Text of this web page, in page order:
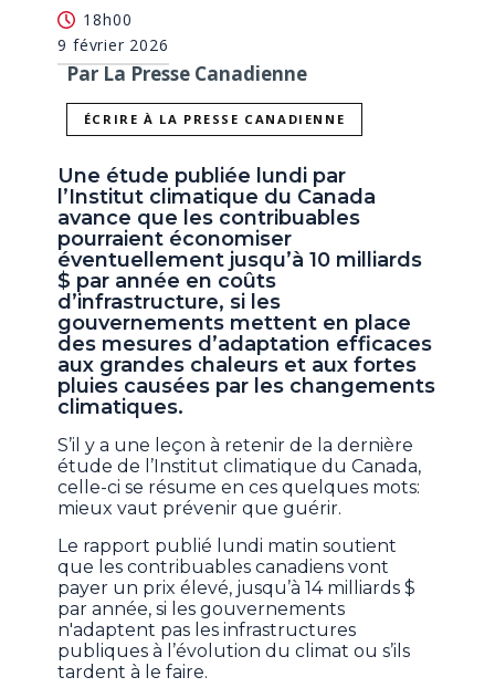
18h00
9 février 2026
Par La Presse Canadienne
ÉCRIRE À LA PRESSE CANADIENNE
Une étude publiée lundi par
l’Institut climatique du Canada
avance que les contribuables
pourraient économiser
éventuellement jusqu’à 10 milliards
$ par année en coûts
d’infrastructure, si les
gouvernements mettent en place
des mesures d’adaptation efficaces
aux grandes chaleurs et aux fortes
pluies causées par les changements
climatiques.
S’il y a une leçon à retenir de la dernière
étude de l’Institut climatique du Canada,
celle-ci se résume en ces quelques mots:
mieux vaut prévenir que guérir.
Le rapport publié lundi matin soutient
que les contribuables canadiens vont
payer un prix élevé, jusqu’à 14 milliards $
par année, si les gouvernements
n'adaptent pas les infrastructures
publiques à l’évolution du climat ou s’ils
tardent à le faire.